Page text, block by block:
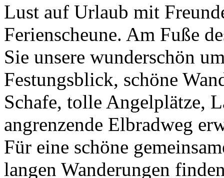
Lust auf Urlaub mit
Ferienscheune. Am Fuße
Sie unsere wunderschön
Festungsblick, schöne
Schafe, tolle Angelplätze,
angrenzende Elbradweg
Für eine schöne
langen Wanderungen